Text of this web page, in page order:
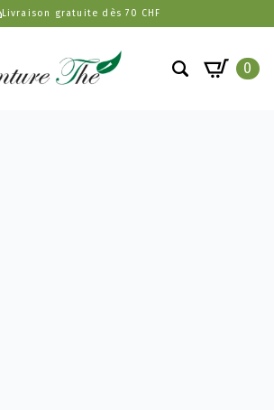
Livraison gratuite dès 70 CHF
0